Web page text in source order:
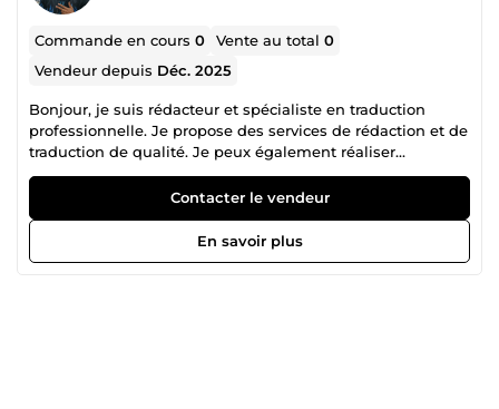
Commande en cours0 Vente au total0
Vendeur depuis Déc. 2025
Bonjour, je suis rédacteur et spécialiste en traduction
professionnelle. Je propose des services de rédaction et de
traduction de qualité. Je peux également réaliser
différents travaux selon vos besoins et vous accompagner
dans vos projets avec sérieux, rapidité et
professionnalisme.
Contacter le vendeur
En savoir plus